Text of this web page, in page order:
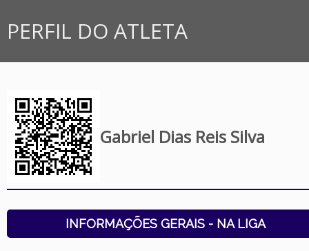
PERFIL DO ATLETA
Gabriel Dias Reis Silva
INFORMAÇÕES GERAIS - NA LIGA